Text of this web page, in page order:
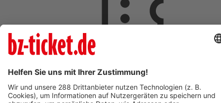
ab 18,00 €
AUG
So, 09:00
St. Pauler Waldgeschichten - Vivaldi der Waldwal - Ticket
zum Mars